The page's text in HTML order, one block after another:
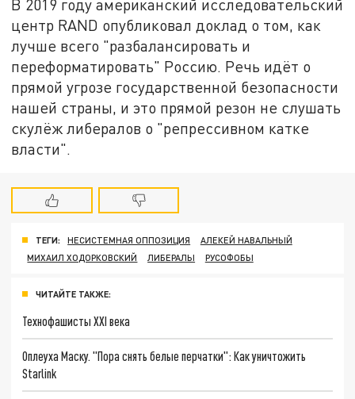
В 2019 году американский исследовательский
центр RAND опубликовал доклад о том, как
лучше всего "разбалансировать и
переформатировать" Россию. Речь идёт о
прямой угрозе государственной безопасности
нашей страны, и это прямой резон не слушать
скулёж либералов о "репрессивном катке
власти".
ТЕГИ: НЕСИСТЕМНАЯ ОППОЗИЦИЯ
АЛЕКЕЙ НАВАЛЬНЫЙ
МИХАИЛ ХОДОРКОВСКИЙ
ЛИБЕРАЛЫ РУСОФОБЫ
ЧИТАЙТЕ ТАКЖЕ:
Технофашисты XXI века
Оплеуха Маску. "Пора снять белые перчатки": Как уничтожить
Starlink